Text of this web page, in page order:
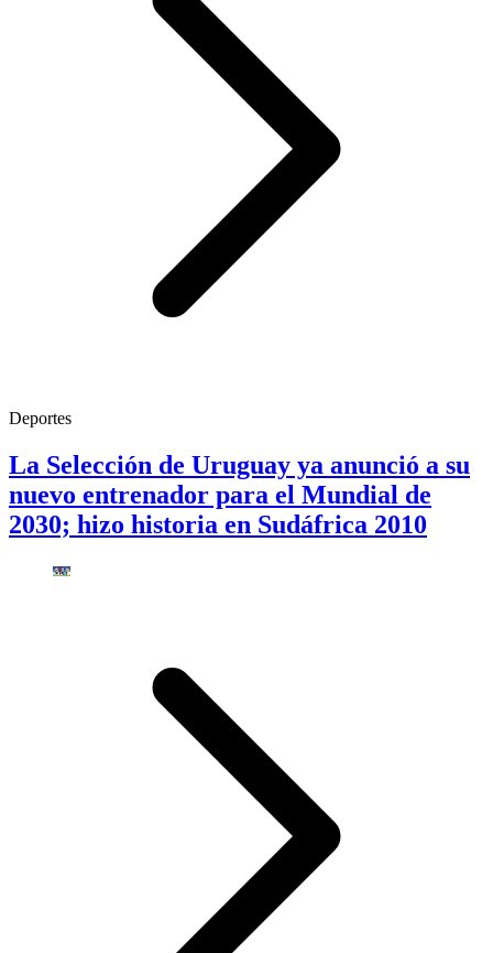
Deportes
La Selección de Uruguay ya anunció a su
nuevo entrenador para el Mundial de
2030; hizo historia en Sudáfrica 2010